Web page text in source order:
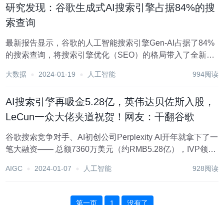
研究发现：谷歌生成式AI搜索引擎占据84%的搜
索查询
最新报告显示，谷歌的人工智能搜索引擎Gen-AI占据了84%
的搜索查询，将搜索引擎优化（SEO）的格局带入了全新的
直在追踪Gen-AI搜索引擎的结果，涵盖了医疗保健、电子商
大数据 2024-01-19 人工智能 994阅读
AI搜索引擎再吸金5.28亿，英伟达贝佐斯入股，
LeCun一众大佬夹道祝贺！网友：干翻谷歌
谷歌搜索竞争对手、AI初创公司Perplexity AI开年就拿下了一
笔大融资—— 总额7360万美元（约RMB5.28亿），IVP领
年来互联网搜索初创公司融资金额新纪录。 加上早前两轮融
AIGC 2024-01-07 人工智能 928阅读
第一页 1 没有了